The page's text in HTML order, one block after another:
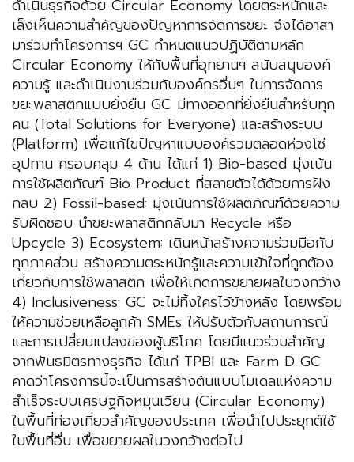
ดำเนินธุรกิจด้วย Circular Economy โดยตระหนักและ
เล็งเห็นความสำคัญของปัญหาการจัดการขยะ จึงได้อาสา
มาร่วมทำโครงการฯ GC กำหนดแนวปฏิบัติตามหลัก
Circular Economy ให้กับพื้นที่อุทยานฯ สนับสนุนองค์
ความรู้ และดำเนินงานร่วมกับองค์กรอื่นๆ ในการจัดการ
ขยะพลาสติกแบบยั่งยืน GC มีทางออกที่ยั่งยืนสำหรับทุก
คน (Total Solutions for Everyone) และสร้างระบบ
(Platform) เพื่อแก้ไขปัญหาแบบองค์รวมตลอดห่วงโซ่
อุปทาน ครอบคลุม 4 ด้าน ได้แก่ 1) Bio-based มุ่งเน้น
การใช้ผลิตภัณฑ์ Bio Product ที่สลายตัวได้ด้วยการฝัง
กลบ 2) Fossil-based: มุ่งเน้นการใช้ผลิตภัณฑ์ด้วยความ
รับผิดชอบ นำขยะพลาสติกกลับมา Recycle หรือ
Upcycle 3) Ecosystem: เดินหน้าสร้างความร่วมมือกับ
ทุกภาคส่วน สร้างความตระหนักรู้และความเข้าใจที่ถูกต้อง
เกี่ยวกับการใช้พลาสติก เพื่อให้เกิดการขยายผลในวงกว้าง
4) Inclusiveness: GC จะไม่ทิ้งใครไว้ข้างหลัง โดยพร้อม
ให้ความช่วยเหลือลูกค้า SMEs ให้ปรับตัวกับสถานการณ์
และการเปลี่ยนแปลงของผู้บริโภค โดยมีแนวร่วมสำคัญ
จากพันธมิตรทางธุรกิจ ได้แก่ TPBI และ Farm D GC
คาดว่าโครงการนี้จะเป็นการสร้างต้นแบบโมเดลแห่งความ
สำเร็จระบบเศรษฐกิจหมุนเวียน (Circular Economy)
ในพื้นที่ท่องเที่ยวสำคัญของประเทศ เพื่อนำไปประยุกต์ใช้
ในพื้นที่อื่น เพื่อขยายผลในวงกว้างต่อไป